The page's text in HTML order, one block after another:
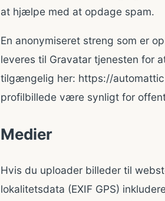
at hjælpe med at opdage spam.
En anonymiseret streng som er
leveres til Gravatar tjenesten for
tilgængelig her: https://
profilbillede være synligt for
Medier
Hvis du uploader billeder til
lokalitetsdata (EXIF GPS)